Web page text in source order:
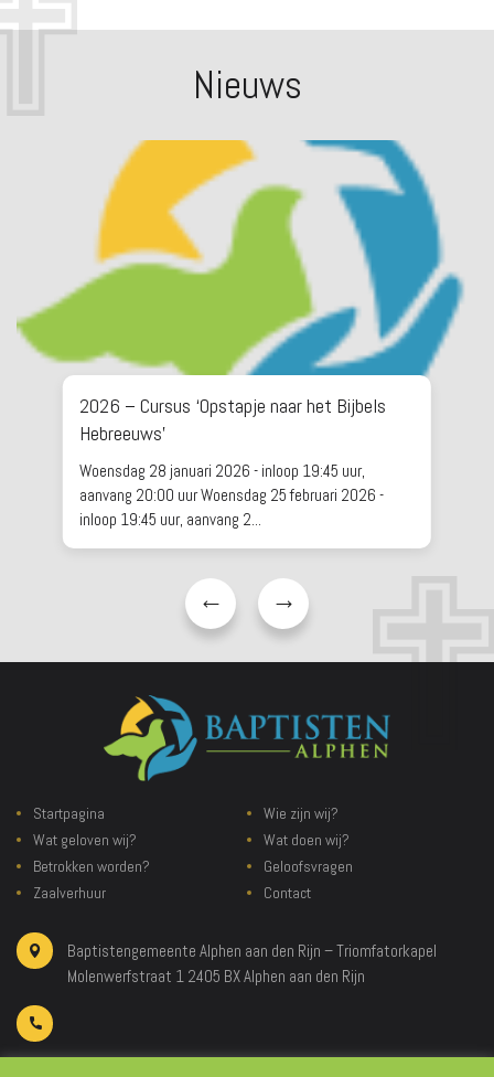
Nieuws
2026 – Cursus ‘Opstapje naar het Bijbels
Hebreeuws’
Woensdag 28 januari 2026 - inloop 19:45 uur,
aanvang 20:00 uur Woensdag 25 februari 2026 -
inloop 19:45 uur, aanvang 2...
Startpagina
Wie zijn wij?
Wat geloven wij?
Wat doen wij?
Betrokken worden?
Geloofsvragen
Zaalverhuur
Contact
Baptistengemeente Alphen aan den Rijn – Triomfatorkapel
Molenwerfstraat 1 2405 BX Alphen aan den Rijn